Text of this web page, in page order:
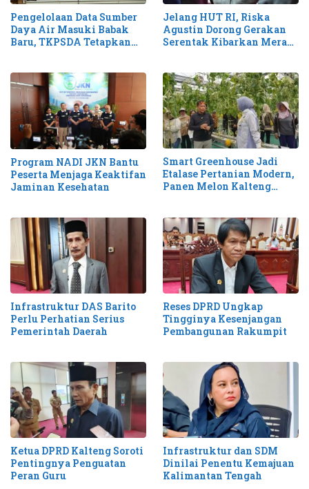
Pengelolaan Data Sumber
Daya Air Masuki Babak
Baru, TKPSDA Tetapkan
Jelang HUT RI, Riska
Agustin Dorong Gerakan
Serentak Kibarkan Merah
Program NADI JKN Bantu
Peserta Menjaga Keaktifan
Jaminan Kesehatan
Smart Greenhouse Jadi
Etalase Pertanian Modern,
Panen Melon Kalteng
Infrastruktur DAS Barito
Perlu Perhatian Serius
Pemerintah Daerah
Reses DPRD Ungkap
Tingginya Kesenjangan
Pembangunan Rakumpit
Ketua DPRD Kalteng Soroti
Pentingnya Penguatan
Peran Guru
Infrastruktur dan SDM
Dinilai Penentu Kemajuan
Kalimantan Tengah